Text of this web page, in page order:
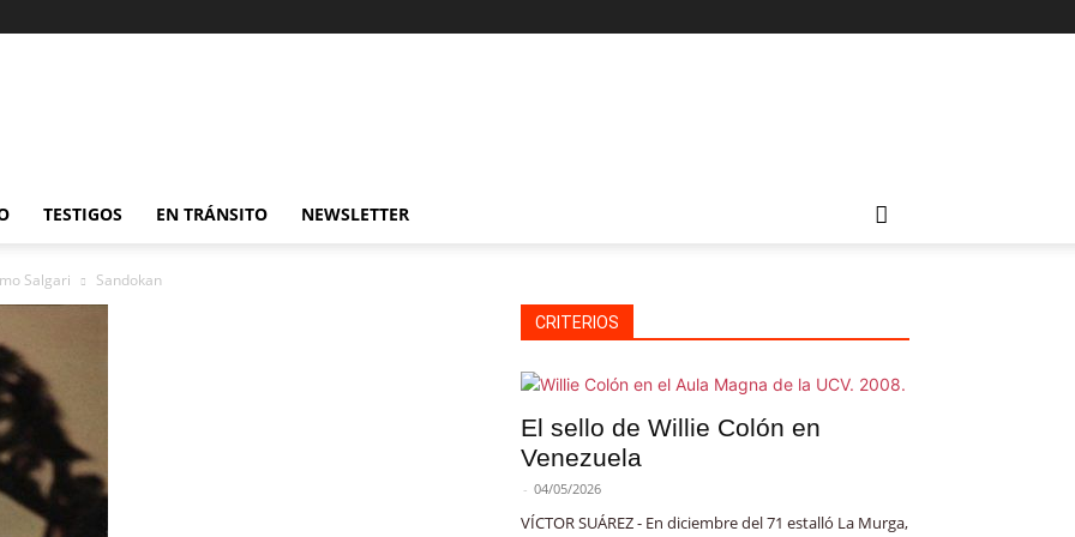
TESTIGOS EN TRÁNSITO NEWSLETTER
Salgari Sandokan
CRITERIOS
El sello de Willie Colón en
Venezuela
- 04/05/2026
VÍCTOR SUÁREZ - En diciembre del 71 estalló La Murga,